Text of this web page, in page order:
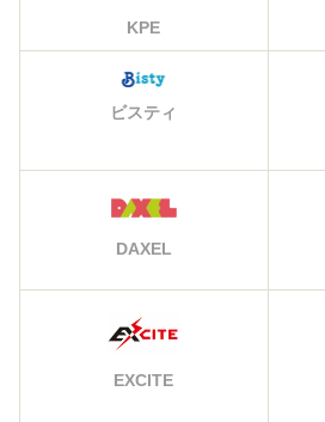
KPE
ビスティ
DAXEL
EXCITE